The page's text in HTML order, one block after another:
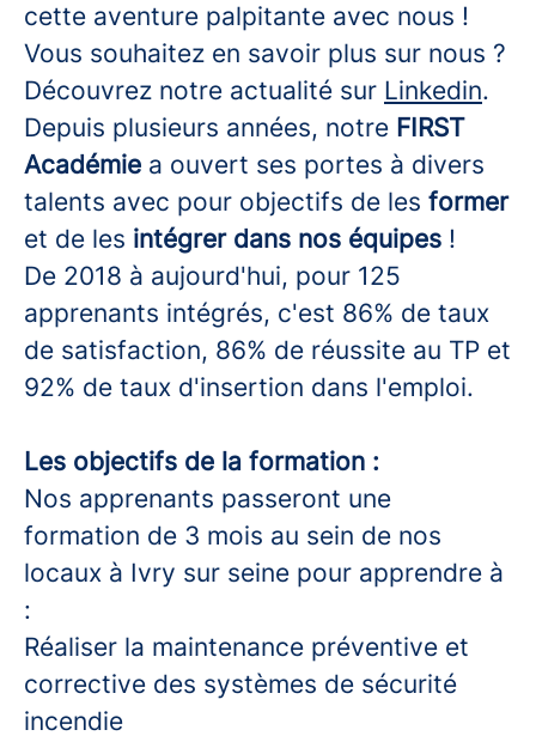
cette aventure palpitante avec nous !
Vous souhaitez en savoir plus sur nous ?
Découvrez notre actualité sur Linkedin.
Depuis plusieurs années, notre FIRST
Académie a ouvert ses portes à divers
talents avec pour objectifs de les former
et de les intégrer dans nos équipes !
De 2018 à aujourd'hui, pour 125
apprenants intégrés, c'est 86% de taux
de satisfaction, 86% de réussite au TP et
92% de taux d'insertion dans l'emploi.
Les objectifs de la formation :
Nos apprenants passeront une
formation de 3 mois au sein de nos
locaux à Ivry sur seine pour apprendre à
:
Réaliser la maintenance préventive et
corrective des systèmes de sécurité
incendie